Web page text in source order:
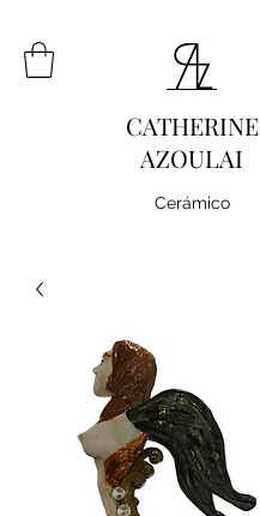
CATHERINE
AZOULAI
Cerámico